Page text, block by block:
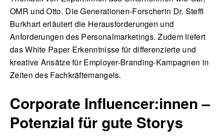
OMR und Otto. Die Generationen-Forscherin Dr. Steffi
Burkhart erläutert die Herausforderungen und
Anforderungen des Personalmarketings. Zudem liefert
das White Paper Erkenntnisse für differenzierte und
kreative Ansätze für Employer-Branding-Kampagnen in
Zeiten des Fachkräftemangels.
Corporate Influencer:innen –
Potenzial für gute Storys